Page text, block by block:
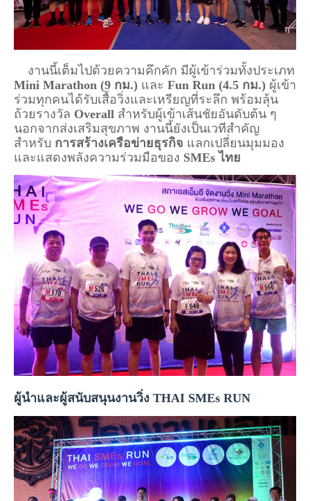
Mini Marathon (9 กม.) และ Fun Run (4.5 กม.) ผู้เข้า
ร่วมทุกคนได้รับเสื้อวิ่งและเหรียญที่ระลึก พร้อมลุ้น
ถ้วยรางวัล Overall สำหรับผู้เข้าเส้นชัยอันดับต้น ๆ
นอกจากส่งเสริมสุขภาพ งานนี้ยังเป็นเวทีสำคัญ
สำหรับ การสร้างเครือข่ายธุรกิจ แลกเปลี่ยนมุมมอง
และแสดงพลังความร่วมมือของ SMEs ไทย
ผู้นำและผู้สนับสนุนงานวิ่ง THAI SMEs RUN